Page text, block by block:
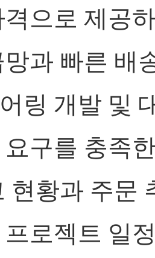
으로 제공
과 빠른 배
링 개발 및
구를 충족
현황과 주문
로젝트 일